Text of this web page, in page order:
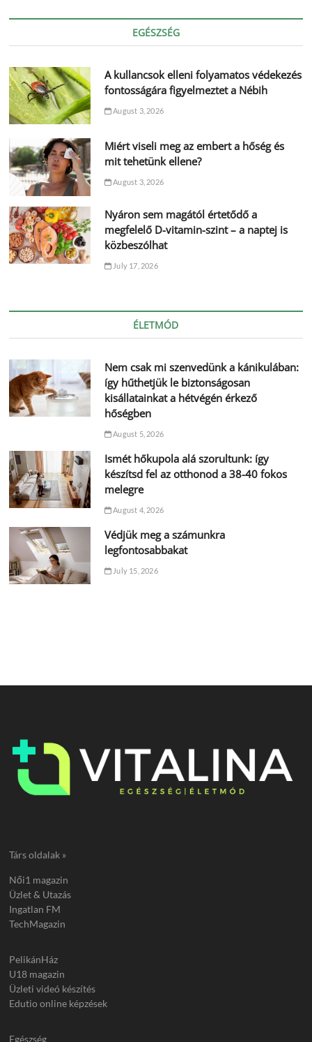
EGÉSZSÉG
A kullancsok elleni folyamatos védekezés
fontosságára figyelmeztet a Nébih
August 3, 2026
Miért viseli meg az embert a hőség és
mit tehetünk ellene?
August 3, 2026
Nyáron sem magától értetődő a
megfelelő D-vitamin-szint – a naptej is
közbeszólhat
July 17, 2026
ÉLETMÓD
Nem csak mi szenvedünk a kánikulában:
így hűthetjük le biztonságosan
kisállatainkat a hétvégén érkező
hőségben
August 5, 2026
Ismét hőkupola alá szorultunk: így
készítsd fel az otthonod a 38-40 fokos
melegre
August 4, 2026
Védjük meg a számunkra
legfontosabbakat
July 15, 2026
Társ oldalak »
Női1 magazin
Üzlet & Utazás
Ingatlan FM
TechMagazin
PelikánHáz
U18 magazin
Üzleti videó készítés
Edutio online képzések
Egészség